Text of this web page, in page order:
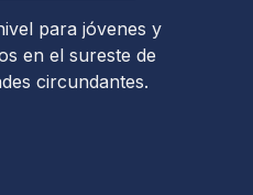
para jóvenes y
en el sureste de
circundantes.